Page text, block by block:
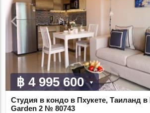
฿ 4 995 600
Студия в кондо в Пхукете, Таиланд
Garden 2 № 80743